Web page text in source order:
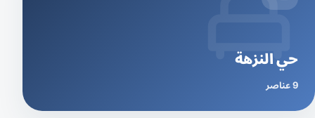
حي النزهة
9 عناصر